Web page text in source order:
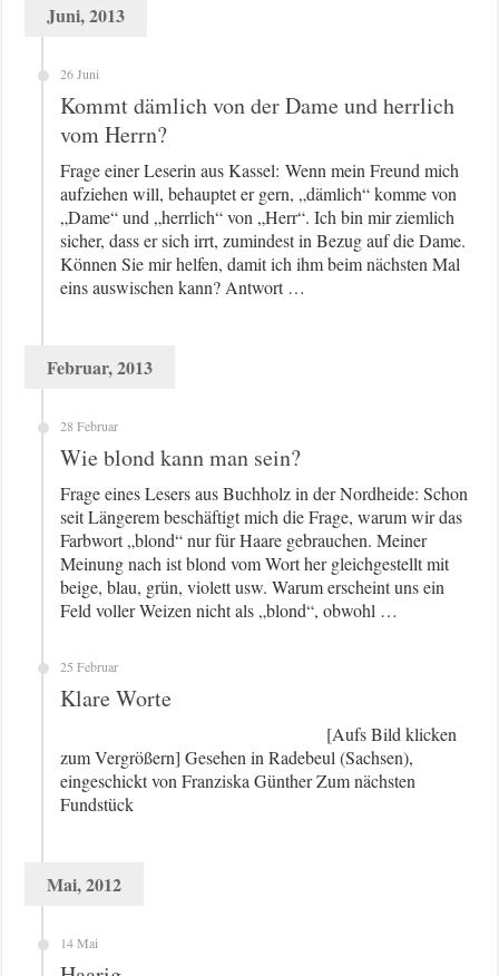
Juni, 2013
26 Juni
Kommt dämlich von der Dame und herrlich
vom Herrn?
Frage einer Leserin aus Kassel: Wenn mein Freund mich
aufziehen will, behauptet er gern, „dämlich“ komme von
„Dame“ und „herrlich“ von „Herr“. Ich bin mir ziemlich
sicher, dass er sich irrt, zumindest in Bezug auf die Dame.
Können Sie mir helfen, damit ich ihm beim nächsten Mal
eins auswischen kann? Antwort …
Februar, 2013
28 Februar
Wie blond kann man sein?
Frage eines Lesers aus Buchholz in der Nordheide: Schon
seit Längerem beschäftigt mich die Frage, warum wir das
Farbwort „blond“ nur für Haare gebrauchen. Meiner
Meinung nach ist blond vom Wort her gleichgestellt mit
beige, blau, grün, violett usw. Warum erscheint uns ein
Feld voller Weizen nicht als „blond“, obwohl …
25 Februar
Klare Worte
[Aufs Bild klicken
zum Vergrößern] Gesehen in Radebeul (Sachsen),
eingeschickt von Franziska Günther Zum nächsten
Fundstück
Mai, 2012
14 Mai